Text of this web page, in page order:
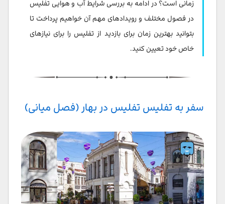
جولای و آگوست (اواسط تیر تا اواسط شریور)
رقص کنسرت برگزار می‌کنند.
سپتامبر (اواسط شهریور تا اواسط مهر)
اکتبر (اواسط مهر تا اواسط آبان)
سفر به تفلیس در زمستان ( فصل خلوت )
زمانی است؟ در ادامه به بررسی شرایط آب و هوایی تفلیس
در فصول مختلف و رویدادهای مهم آن خواهیم پرداخت تا
بتوانید بهترین زمان برای بازدید از تفلیس را برای نیازهای
خاص خود تعیین کنید.
سفر به تفلیس تفلیس در بهار (فصل میانی)